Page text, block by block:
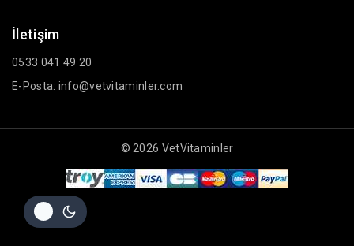
İletişim
0533 041 49 20
E-Posta: info@vetvitaminler.com
© 2026 VetVitaminler